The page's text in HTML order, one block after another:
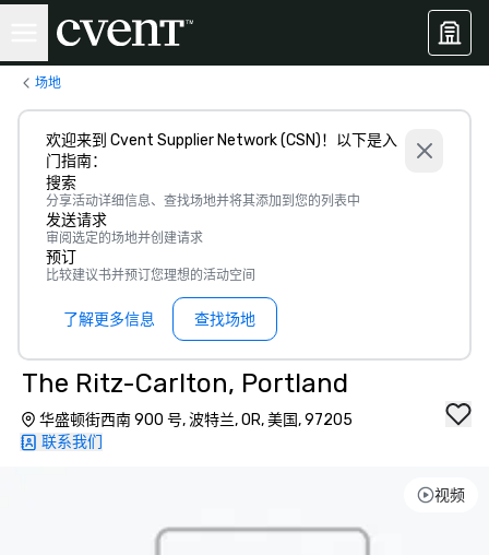
场地
欢迎来到 Cvent Supplier Network (CSN)！以下是入
门指南：
搜索
分享活动详细信息、查找场地并将其添加到您的列表中
发送请求
审阅选定的场地并创建请求
预订
比较建议书并预订您理想的活动空间
了解更多信息 查找场地
The Ritz-Carlton, Portland
华盛顿街西南 900 号, 波特兰, OR, 美国, 97205
联系我们
视频